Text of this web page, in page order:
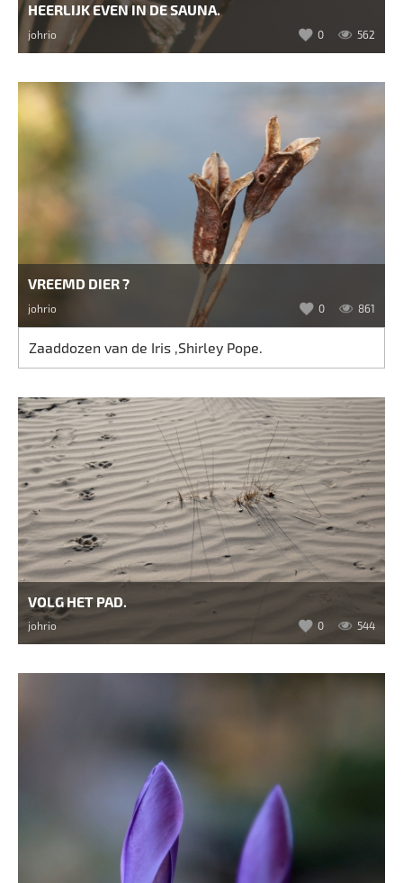
HEERLIJK EVEN IN DE SAUNA.
johrio 0 562
VREEMD DIER ?
johrio 0 861
Zaaddozen van de Iris ,Shirley Pope.
VOLG HET PAD.
johrio 0 544